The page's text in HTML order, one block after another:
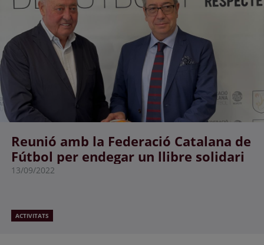
Reunió amb la Federació Catalana de
Fútbol per endegar un llibre solidari
13/09/2022
ACTIVITATS